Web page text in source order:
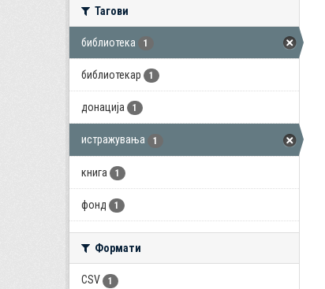
Тагови
библиотека 1
библиотекар 1
донација 1
истражувања 1
книга 1
фонд 1
Формати
CSV 1